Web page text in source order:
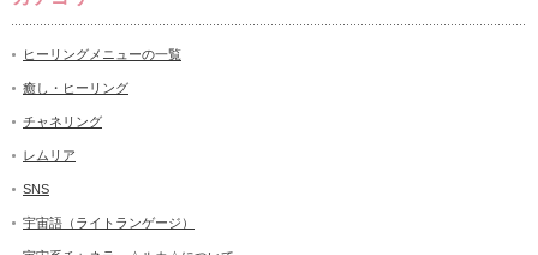
ヒーリングメニューの一覧
癒し・ヒーリング
チャネリング
レムリア
SNS
宇宙語（ライトランゲージ）